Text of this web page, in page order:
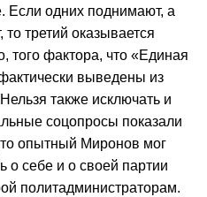
Если одних поднимают, а
то третий оказывается
того фактора, что «Единая
выведены из
также исключать и
соцопросы показали
опытный Миронов мог
о себе и о своей партии
политадминистраторам.